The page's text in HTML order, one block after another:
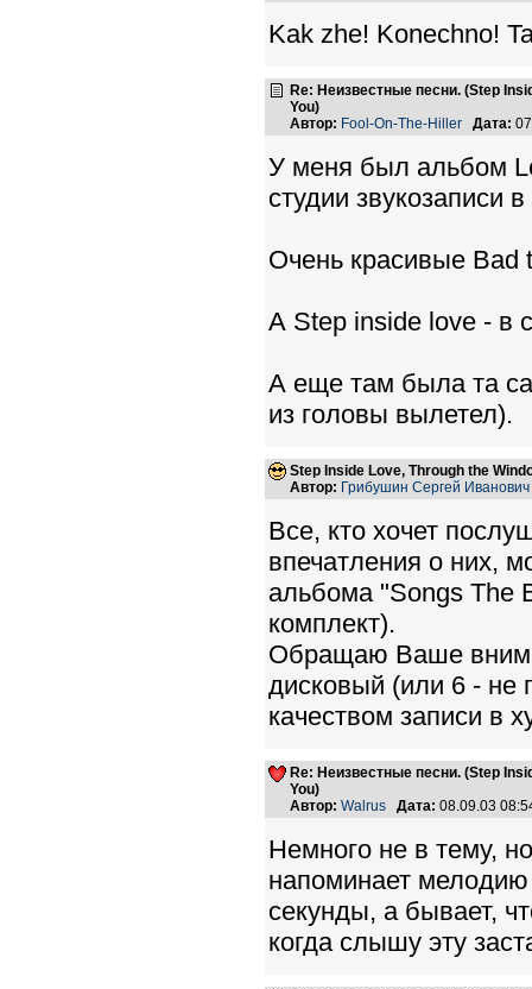
Kak zhe! Konechno!
Re: Неизвестные песни. (Step
You)
Автор: Fool-On-The-Hiller Дата:
У меня был альбом
студии звукозаписи
Очень красивые Bad
А Step inside love - в
А еще там была та
из головы вылетел).
Step Inside Love, Through the
Автор: Грибушин Сергей Иванович
Все, кто хочет
впечатления о них,
альбома "Songs The
комплект).
Обращаю Ваше
дисковый (или 6 - не
качеством записи в
Re: Неизвестные песни. (Step
You)
Автор: Walrus Дата: 08.09.03
Немного не в тему,
напоминает
секунды, а бывает,
когда слышу эту